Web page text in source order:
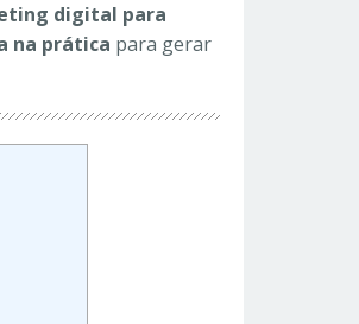
digital para
na prática para gerar